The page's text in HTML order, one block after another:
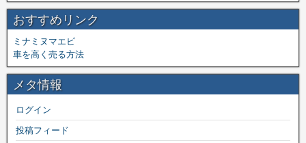
おすすめリンク
ミナミヌマエビ
車を高く売る方法
メタ情報
ログイン
投稿フィード